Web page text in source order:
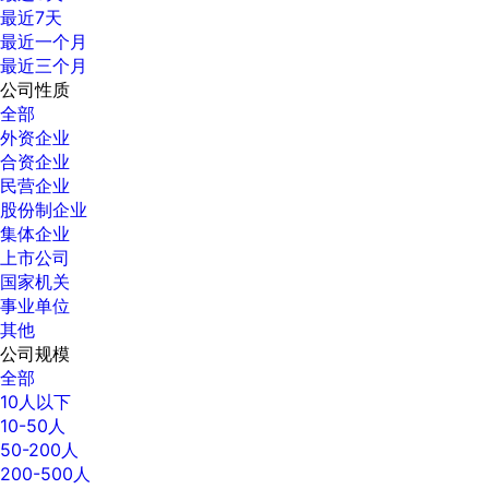
最近7天
最近一个月
最近三个月
公司性质
全部
外资企业
合资企业
民营企业
股份制企业
集体企业
上市公司
国家机关
事业单位
其他
公司规模
全部
10人以下
10-50人
50-200人
200-500人